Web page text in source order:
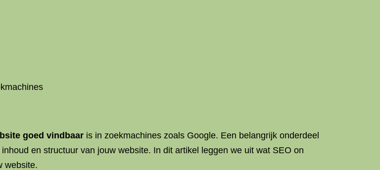
goed vindbaar is in zoekmachines zoals Google. Een belangrijk onderdeel
en structuur van jouw website. In dit artikel leggen we uit wat SEO on
website.